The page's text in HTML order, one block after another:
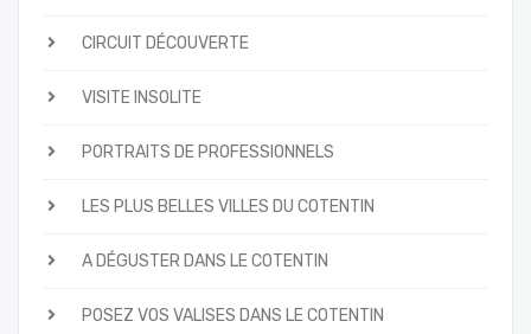
CIRCUIT DÉCOUVERTE
VISITE INSOLITE
PORTRAITS DE PROFESSIONNELS
LES PLUS BELLES VILLES DU COTENTIN
A DÉGUSTER DANS LE COTENTIN
POSEZ VOS VALISES DANS LE COTENTIN